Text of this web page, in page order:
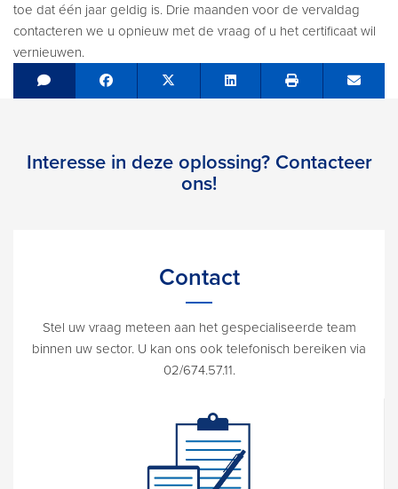
toe dat één jaar geldig is. Drie maanden voor de vervaldag
contacteren we u opnieuw met de vraag of u het certificaat wil
vernieuwen.
Share on Facebook
Tweet Share on LinkedIn Send
Interesse in deze oplossing? Contacteer
ons!
Contact
Stel uw vraag meteen aan het gespecialiseerde team
binnen uw sector. U kan ons ook telefonisch bereiken via
02/674.57.11.